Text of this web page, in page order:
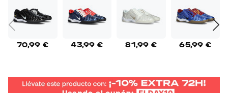
70,99 € 43,99 € 81,99 € 65,99 €